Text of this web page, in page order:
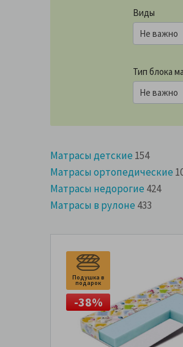
Виды
Тип блока
Матрасы детские 154
Матрасы ортопедические
Матрасы недорогие 424
Матрасы в рулоне 433
Подушка в
подарок
-38%